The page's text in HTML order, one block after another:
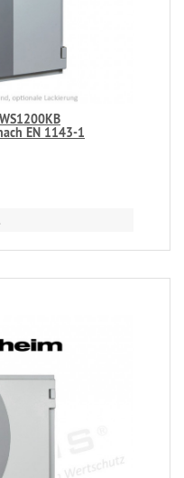
EN 1143-1